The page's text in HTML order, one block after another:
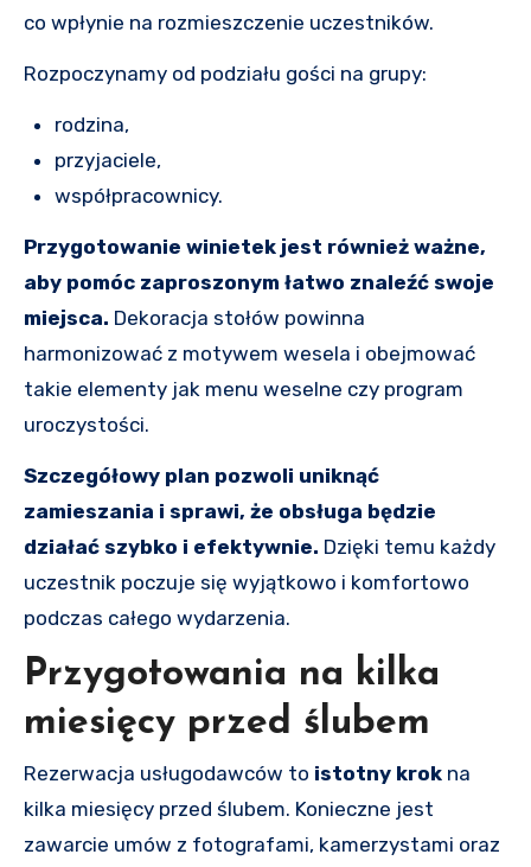
co wpłynie na rozmieszczenie uczestników.
Rozpoczynamy od podziału gości na grupy:
rodzina,
przyjaciele,
współpracownicy.
Przygotowanie winietek jest również ważne,
aby pomóc zaproszonym łatwo znaleźć swoje
miejsca. Dekoracja stołów powinna
harmonizować z motywem wesela i obejmować
takie elementy jak menu weselne czy program
uroczystości.
Szczegółowy plan pozwoli uniknąć
zamieszania i sprawi, że obsługa będzie
działać szybko i efektywnie. Dzięki temu każdy
uczestnik poczuje się wyjątkowo i komfortowo
podczas całego wydarzenia.
Przygotowania na kilka
miesięcy przed ślubem
Rezerwacja usługodawców to istotny krok na
kilka miesięcy przed ślubem. Konieczne jest
zawarcie umów z fotografami, kamerzystami oraz